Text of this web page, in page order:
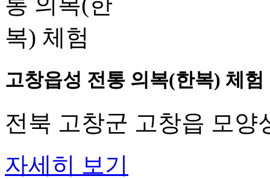
고창읍성 전통 의복(한복) 체험
전북 고창군 고창읍 모양
자세히 보기